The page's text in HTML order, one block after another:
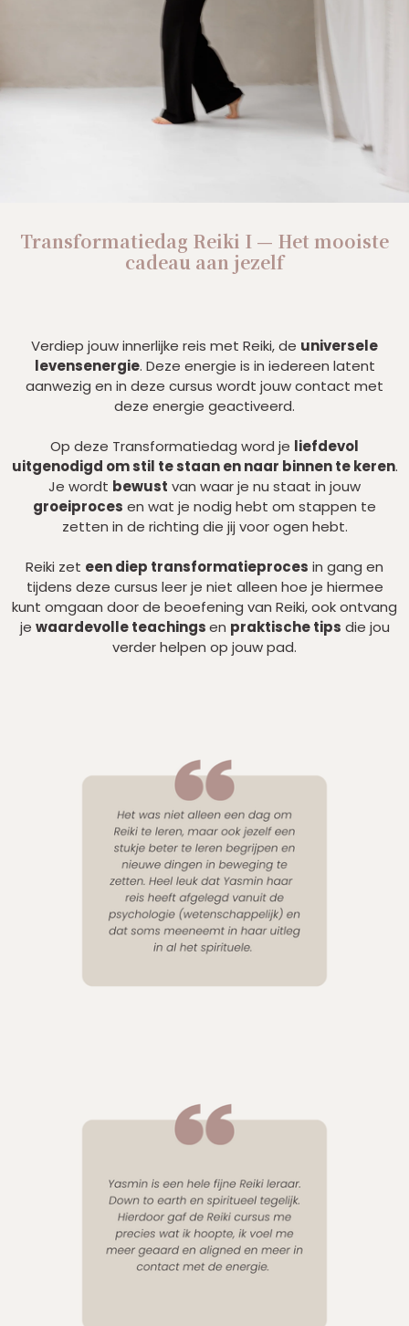
Transformatiedag Reiki I — Het mooiste
cadeau aan jezelf
Verdiep jouw innerlijke reis met Reiki, de universele
levensenergie. Deze energie is in iedereen latent
aanwezig en in deze cursus wordt jouw contact met
deze energie geactiveerd.
Op deze Transformatiedag word je liefdevol
uitgenodigd om stil te staan en naar binnen te keren.
Je wordt bewust van waar je nu staat in jouw
groeiproces en wat je nodig hebt om stappen te
zetten in de richting die jij voor ogen hebt.
Reiki zet een diep transformatieproces in gang en
tijdens deze cursus leer je niet alleen hoe je hiermee
kunt omgaan door de beoefening van Reiki, ook ontvang
je waardevolle teachingsen praktische tips die jou
verder helpen op jouw pad.